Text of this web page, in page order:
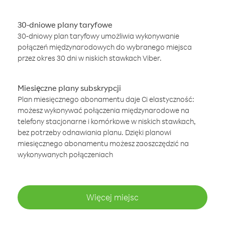
30-dniowe plany taryfowe
30-dniowy plan taryfowy umożliwia wykonywanie
połączeń międzynarodowych do wybranego miejsca
przez okres 30 dni w niskich stawkach Viber.
Miesięczne plany subskrypcji
Plan miesięcznego abonamentu daje Ci elastyczność:
możesz wykonywać połączenia międzynarodowe na
telefony stacjonarne i komórkowe w niskich stawkach,
bez potrzeby odnawiania planu. Dzięki planowi
miesięcznego abonamentu możesz zaoszczędzić na
wykonywanych połączeniach
Więcej miejsc